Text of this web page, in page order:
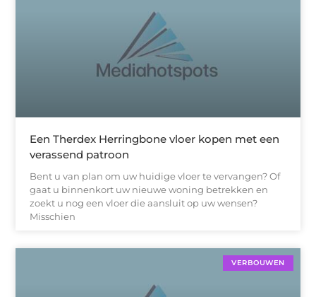
Een Therdex Herringbone vloer kopen met een
verassend patroon
Bent u van plan om uw huidige vloer te vervangen? Of
gaat u binnenkort uw nieuwe woning betrekken en
zoekt u nog een vloer die aansluit op uw wensen?
Misschien
VERBOUWEN